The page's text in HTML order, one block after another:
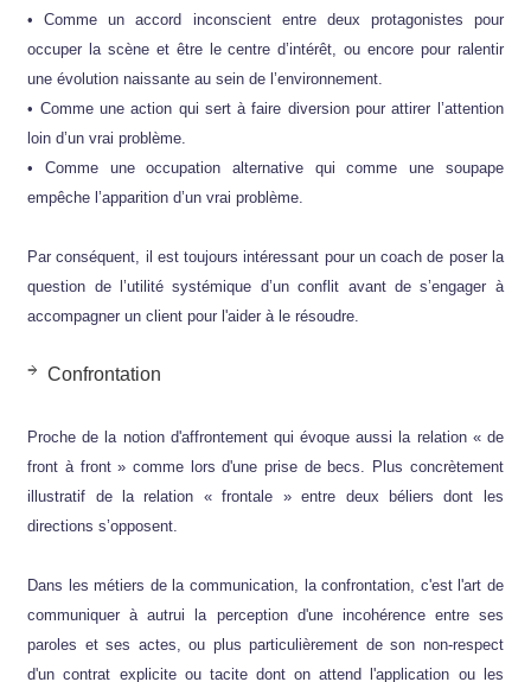
• Comme un accord inconscient entre deux protagonistes pour
occuper la scène et être le centre d’intérêt, ou encore pour ralentir
une évolution naissante au sein de l’environnement.
• Comme une action qui sert à faire diversion pour attirer l’attention
loin d’un vrai problème.
• Comme une occupation alternative qui comme une soupape
empêche l’apparition d’un vrai problème.
Par conséquent, il est toujours intéressant pour un coach de poser la
question de l’utilité systémique d’un conflit avant de s’engager à
accompagner un client pour l'aider à le résoudre.
Confrontation
Proche de la notion d'affrontement qui évoque aussi la relation « de
front à front » comme lors d'une prise de becs. Plus concrètement
illustratif de la relation « frontale » entre deux béliers dont les
directions s’opposent.
Dans les métiers de la communication, la confrontation, c'est l'art de
communiquer à autrui la perception d'une incohérence entre ses
paroles et ses actes, ou plus particulièrement de son non-respect
d'un contrat explicite ou tacite dont on attend l'application ou les